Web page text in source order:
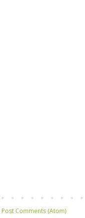
Post Comments (Atom)